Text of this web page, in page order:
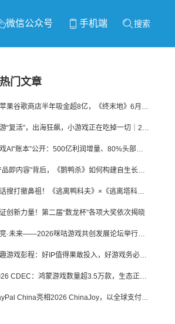
微信公众号 手机端 搜索
门文章
仅苹果谷歌商店半年吸金超8亿，《终末地》6月份收入显著回暖
端游“复活”，出海狂飙，小游戏正在吃掉一切｜2026上半年产业报告
游戏AI“账本”公开：500亿利润增量、80%头部入局，谁在闷声发财？
“产品即内容”背后，《鹅鸭杀》如何构建自生长生态？
对话搜打撤鼻祖！《逃离鸭科夫》×《逃离塔科夫》官方线下沙龙落幕
创新力量！第二届“数龙杯”各项大奖依次揭晓
智竞·未来——2026咪咕游戏共创发展论坛举行：聚力精品内容、AI创作与电竞生态，共建高品质益智健康游戏社区
盛趣游戏彭程：好IP值得果敢投入，好游戏务必长效经营
2026 CDEC：鸿蒙游戏数量超3.5万款，生态正循环加速产业高质量发展
PayPal China亮相2026 ChinaJoy，以全球支付能力助力中国游戏企业深化全球运营